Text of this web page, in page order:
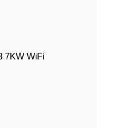
7KW WiFi